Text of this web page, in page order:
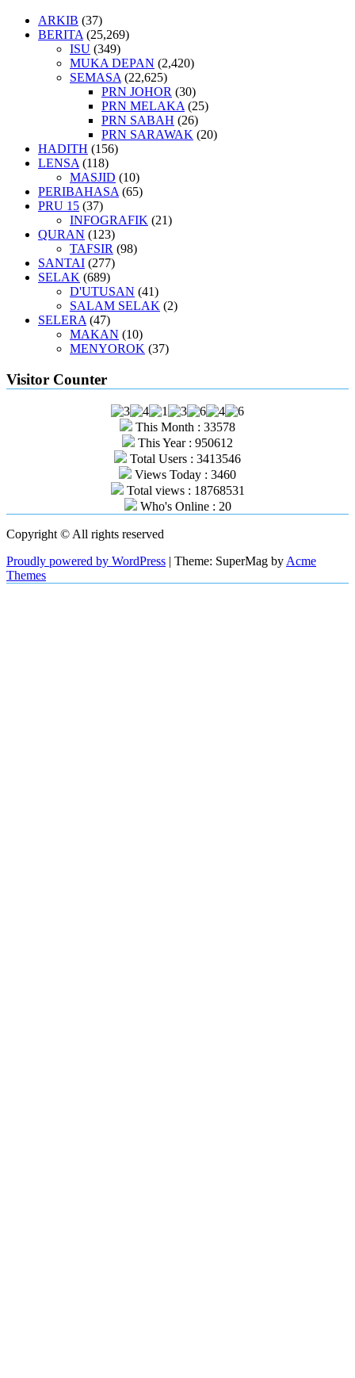
ARKIB (37)
BERITA (25,269)
ISU (349)
MUKA DEPAN (2,420)
SEMASA (22,625)
PRN JOHOR (30)
PRN MELAKA (25)
PRN SABAH (26)
PRN SARAWAK (20)
HADITH (156)
LENSA (118)
MASJID (10)
PERIBAHASA (65)
PRU 15 (37)
INFOGRAFIK (21)
QURAN (123)
TAFSIR (98)
SANTAI (277)
SELAK (689)
D'UTUSAN (41)
SALAM SELAK (2)
SELERA (47)
MAKAN (10)
MENYOROK (37)
Visitor Counter
This Month : 33578
This Year : 950612
Total Users : 3413546
Views Today : 3460
Total views : 18768531
Who's Online : 20
Copyright © All rights reserved
Proudly powered by WordPress | Theme: SuperMag by Acme
Themes